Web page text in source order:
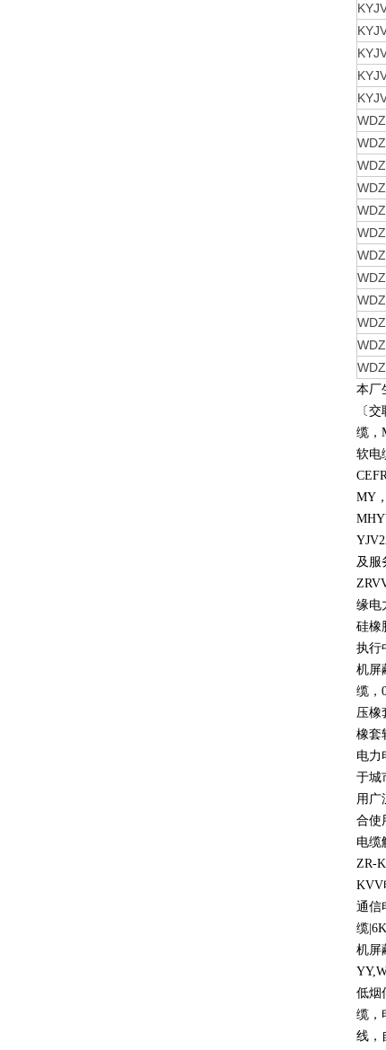
本厂
〔
缆，
软电
MY ，
及服
缘电
硅橡
执行
机屏
缆，
压橡
橡套
电力
于城
用广
合使
电缆
ZR-
KVV
通信
缆
机屏
低烟
缆，
线，